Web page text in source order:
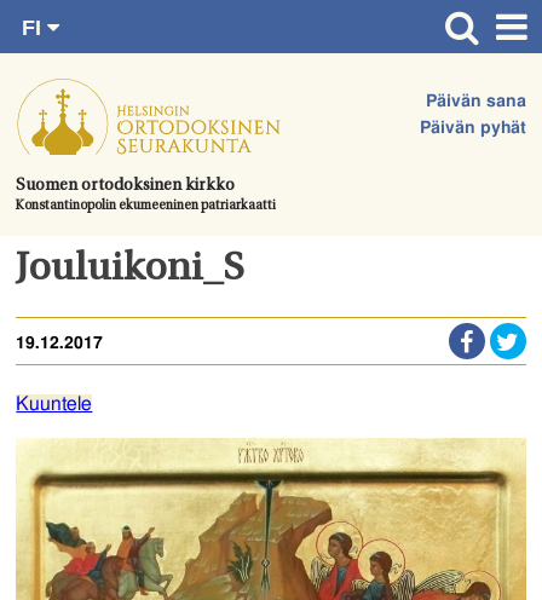
suoraan
sisältöön.
Suomen ortodoksinen kirkko
Konstantinopolin ekumeeninen patriarkaatti
Päivän sana
Päivän pyhät
FI
SV
EN
UA
Etusivu
Ajankohtaista
Juhlat & toimitukset
Kirkot
Tule mukaan
Hautausmaa
Yhteystiedot
Jouluikoni_S
19.12.2017
Kuuntele